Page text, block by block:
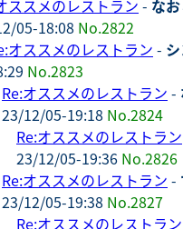
ススメのレストラン - な
05-18:08 No.2822
オススメのレストラン -
No.2823
Re:オススメのレストラン -
23/12/05-19:18 No.2824
Re:オススメのレストラン
23/12/05-19:36 No.2826
Re:オススメのレストラン -
23/12/05-19:38 No.2827
Re:オススメのレストラン